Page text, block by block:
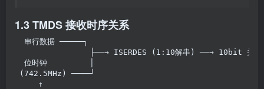
1.3 TMDS 接收时序关系
串行数据 ─────┐
├──→ ISERDES (1:10解串) ──→ 10bit 并行 ──→
位时钟         │
(742.5MHz) ────┘
↑